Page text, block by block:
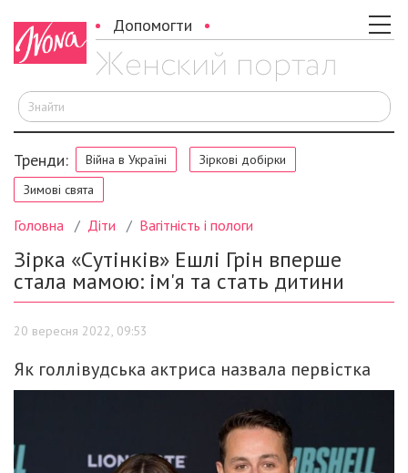
Допомогти
Тренди: Війна в Україні
Зіркові добірки
Зимові свята
Головна Діти Вагітність і пологи
Зірка «Сутінків» Ешлі Грін вперше
стала мамою: ім'я та стать дитини
20 вересня 2022, 09:53
Як голлівудська актриса назвала первістка